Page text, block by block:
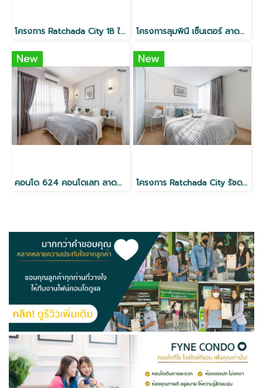
โครงการ Ratchada City 18 ใกล้ MRT ห้วยขวาง โครงการลุมพินี เซ็นเตอร์ ลาดพร้าว 111 ใกล้ MRT
New
คอนโด 624 คอนโดเลท ลาดพร้าว
New
โครงการ Ratchada City รัชดา18 ใกล้ MRT ห้วยขวาง